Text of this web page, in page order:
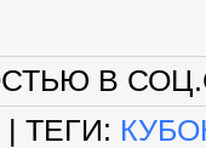
В
| ТЕГИ: